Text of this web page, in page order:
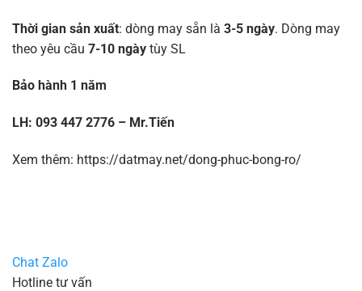
Thời gian sản xuất: dòng may sẵn là 3-5 ngày. Dòng may
theo yêu cầu 7-10 ngàytùy SL
Bảo hành 1 năm
LH: 093 447 2776 – Mr.Tiến
Xem thêm: https://datmay.net/dong-phuc-bong-ro/
Chat Zalo
Hotline tư vấn